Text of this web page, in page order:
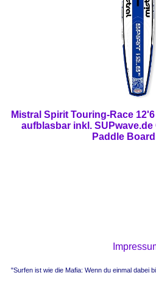
Mistral Spirit Touring-Race
aufblasbar inkl.
Paddle
"Surfen ist wie die Mafia: Wenn du einmal dabei